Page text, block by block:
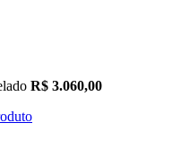
R$ 3.060,00